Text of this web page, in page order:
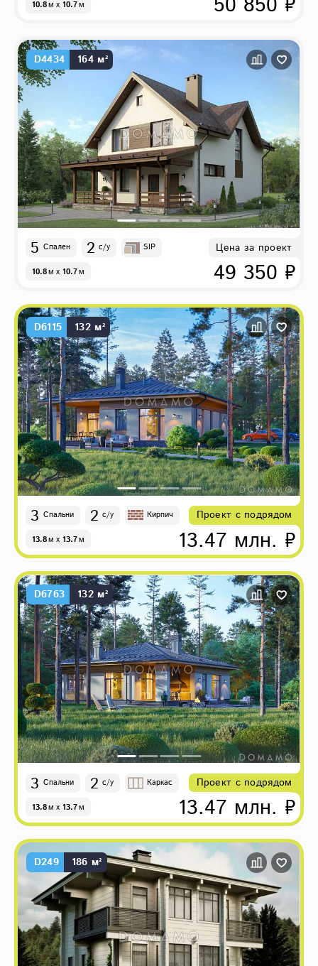
10.8м x 10.7м
D4434 164 м²
5 Спален 2 с/у SIP
10.8м x 10.7м
Цена за проект
49 350 ₽
D6115 132 м²
3 Спальни 2 с/у Кирпич
13.8м x 13.7м
Проект с подрядом
13.47 млн. ₽
D6763 132 м²
3 Спальни 2 с/у Каркас
13.8м x 13.7м
Проект с подрядом
13.47 млн. ₽
D249 186 м²